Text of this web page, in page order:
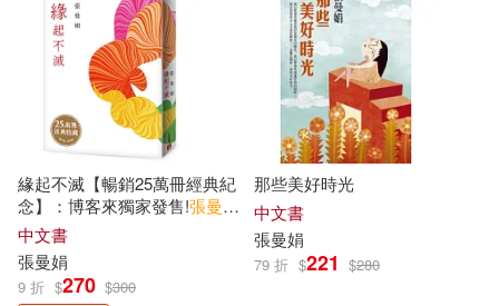
緣起不滅【暢銷25萬冊經典紀
念】：博客來獨家發售!張曼娟
親手加蓋「緣起不滅」紀念章
限量精裝版!
中文書
張曼娟
9 折 $270 $300
那些美好時光
中文書
張曼娟
79 折 $221 $280